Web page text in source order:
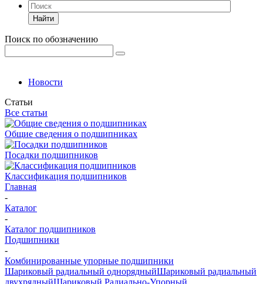
Найти
Поиск по обозначению
Новости
Статьи
Все статьи
Общие сведения о подшипниках
Посадки подшипников
Классификация подшипников
Главная
-
Каталог
-
Каталог подшипников
Подшипники
-
Комбинированные упорные подшипники
Шариковый радиальный однорядныйШариковый радиальный
двухрядныйШариковый Радиально-Упорный